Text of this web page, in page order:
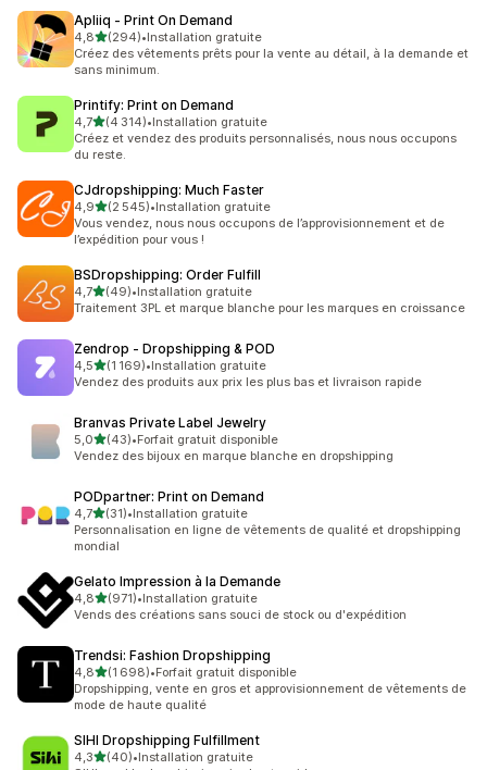
Apliiq ‑ Print On Demand
4,8étoile(s) sur 5
(294)
294 avis au total
•Installation gratuite
Créez des vêtements prêts pour la vente au détail, à la demande et
sans minimum.
Printify: Print on Demand
4,7étoile(s) sur 5
(4 314)
4314 avis au total
•Installation gratuite
Créez et vendez des produits personnalisés, nous nous occupons
du reste.
CJdropshipping: Much Faster
4,9étoile(s) sur 5
(2 545)
2545 avis au total
•Installation gratuite
Vous vendez, nous nous occupons de l’approvisionnement et de
l’expédition pour vous !
BSDropshipping: Order Fulfill
4,7étoile(s) sur 5
(49)
49 avis au total
•Installation gratuite
Traitement 3PL et marque blanche pour les marques en croissance
Zendrop ‑ Dropshipping & POD
4,5étoile(s) sur 5
(1 169)
1169 avis au total
•Installation gratuite
Vendez des produits aux prix les plus bas et livraison rapide
Branvas Private Label Jewelry
5,0étoile(s) sur 5
(43)
43 avis au total
•Forfait gratuit disponible
Vendez des bijoux en marque blanche en dropshipping
PODpartner: Print on Demand
4,7étoile(s) sur 5
(31)
31 avis au total
•Installation gratuite
Personnalisation en ligne de vêtements de qualité et dropshipping
mondial
Gelato Impression à la Demande
4,8étoile(s) sur 5
(971)
971 avis au total
•Installation gratuite
Vends des créations sans souci de stock ou d'expédition
Trendsi: Fashion Dropshipping
4,8étoile(s) sur 5
(1 698)
1698 avis au total
•Forfait gratuit disponible
Dropshipping, vente en gros et approvisionnement de vêtements de
mode de haute qualité
SIHI Dropshipping Fulfillment
4,3étoile(s) sur 5
(40)
40 avis au total
•Installation gratuite